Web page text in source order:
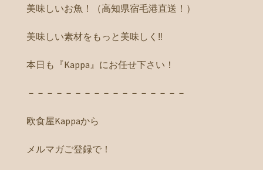
美味しいお魚！（高知県宿毛港直送！）
美味しい素材をもっと美味しく‼️
本日も『Kappa』にお任せ下さい！
－－－－－－－－－－－－－－－－－
欧食屋Kappaから
メルマガご登録で！